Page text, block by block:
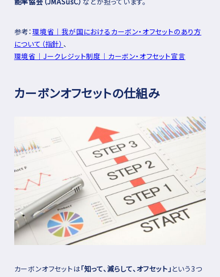
参考：環境省｜我が国におけるカーボン・オフセットのあり方
について（指針） 、
環境省｜Jークレジット制度｜カーボン・オフセット宣言
カーボンオフセットの仕組み
カーボンオフセットは「知って、減らして、オフセット」という3つ